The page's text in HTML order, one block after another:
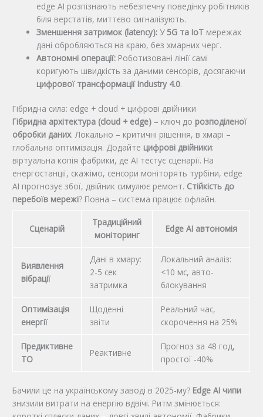
edge AI розпізнають небезпечну поведінку робітників
біля верстатів, миттєво сигналізують.
Зменшення затримок (latency): У 5G та IoT мережах
дані обробляються на краю, без хмарних черг.
Автономні операції: Роботизовані лінії самі
коригують швидкість за даними сенсорів, досягаючи
цифрової трансформації Industry 4.0.
Гібридна сила: edge + cloud + цифрові двійники
Гібридна архітектура (cloud + edge) – ключ до розподіленої
обробки даних. Локально – критичні рішення, в хмарі –
глобальна оптимізація. Додайте цифрові двійники:
віртуальна копія фабрики, де AI тестує сценарії. На
енергостанції, скажімо, сенсори моніторять турбіни, edge
AI прогнозує збої, двійник симулює ремонт. Стійкість до
перебоїв мережі? Повна – система працює офлайн.
Сценарій
Традиційний
моніторинг
Edge AI автономія
Виявлення
вібрації
Дані в хмару:
2-5 сек
затримка
Локальний аналіз:
<10 мс, авто-
блокування
Оптимізація
енергії
Щоденні
звіти
Реальний час,
скорочення на 25%
Предиктивне
ТО
Реактивне
Прогноз за 48 год,
простої -40%
Бачили це на українському заводі в 2025-му? Edge AI чипи
знизили витрати на енергію вдвічі. Ритм змінюється: